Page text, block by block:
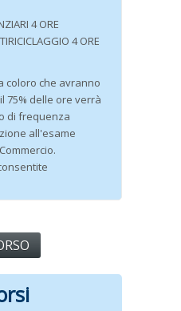
4 ORE
4 ORE
coloro che avranno
75% delle ore verrà
di frequenza
all'esame